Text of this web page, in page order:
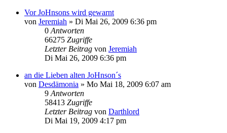
Vor JoHnsons wird gewarnt
von Jeremiah » Di Mai 26, 2009 6:36 pm
0 Antworten
66275 Zugriffe
Letzter Beitrag von Jeremiah
Di Mai 26, 2009 6:36 pm
an die Lieben alten JoHnson´s
von Desdämonia » Mo Mai 18, 2009 6:07 am
9 Antworten
58413 Zugriffe
Letzter Beitrag von Darthlord
Di Mai 19, 2009 4:17 pm